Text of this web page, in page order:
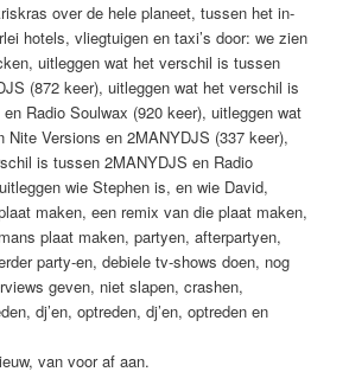
over de hele planeet, tussen het in-
hotels, vliegtuigen en taxi’s door: we zien
uitleggen wat het verschil is tussen
(872 keer), uitleggen wat het verschil is
Radio Soulwax (920 keer), uitleggen wat
Nite Versions en 2MANYDJS (337 keer),
is tussen 2MANYDJS en Radio
wie Stephen is, en wie David,
maken, een remix van die plaat maken,
plaat maken, partyen, afterpartyen,
party-en, debiele tv-shows doen, nog
geven, niet slapen, crashen,
dj’en, optreden, dj’en, optreden en
van voor af aan.